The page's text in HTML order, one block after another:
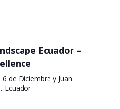
Ecuador –
6 de Diciembre y Juan
Ecuador